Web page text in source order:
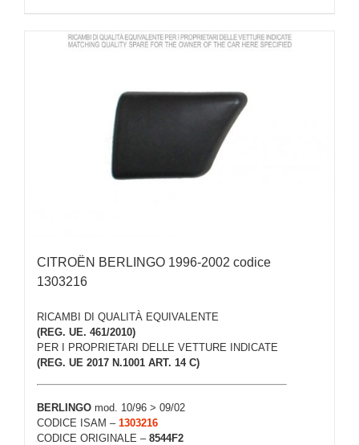
CITROËN BERLINGO 1996-2002 codice
1303216
RICAMBI DI QUALITÀ EQUIVALENTE
(REG. UE. 461/2010)
PER I PROPRIETARI DELLE VETTURE INDICATE
(REG. UE 2017 N.1001 ART. 14 C)
BERLINGO mod. 10/96 > 09/02
CODICE ISAM – 1303216
CODICE ORIGINALE – 8544F2